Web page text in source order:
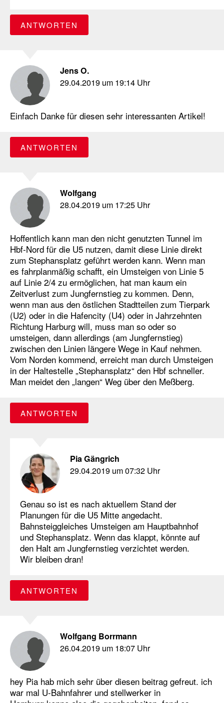
ANTWORTEN
Jens O.
29.04.2019 um 19:14 Uhr
Einfach Danke für diesen sehr interessanten Artikel!
ANTWORTEN
Wolfgang
28.04.2019 um 17:25 Uhr
Hoffentlich kann man den nicht genutzten Tunnel im
Hbf-Nord für die U5 nutzen, damit diese Linie direkt
zum Stephansplatz geführt werden kann. Wenn man
es fahrplanmäßig schafft, ein Umsteigen von Linie 5
auf Linie 2/4 zu ermöglichen, hat man kaum ein
Zeitverlust zum Jungfernstieg zu kommen. Denn,
wenn man aus den östlichen Stadtteilen zum Tierpark
(U2) oder in die Hafencity (U4) oder in Jahrzehnten
Richtung Harburg will, muss man so oder so
umsteigen, dann allerdings (am Jungfernstieg)
zwischen den Linien längere Wege in Kauf nehmen.
Vom Norden kommend, erreicht man durch Umsteigen
in der Haltestelle „Stephansplatz“ den Hbf schneller.
Man meidet den „langen“ Weg über den Meßberg.
ANTWORTEN
Pia Gängrich
29.04.2019 um 07:32 Uhr
Genau so ist es nach aktuellem Stand der
Planungen für die U5 Mitte angedacht.
Bahnsteiggleiches Umsteigen am Hauptbahnhof
und Stephansplatz. Wenn das klappt, könnte auf
den Halt am Jungfernstieg verzichtet werden.
Wir bleiben dran!
ANTWORTEN
Wolfgang Borrmann
26.04.2019 um 18:07 Uhr
hey Pia hab mich sehr über diesen beitrag gefreut. ich
war mal U-Bahnfahrer und stellwerker in